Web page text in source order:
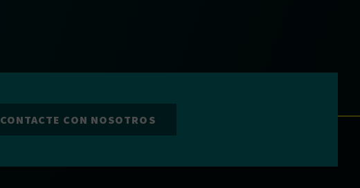
CONTACTE CON NOSOTROS